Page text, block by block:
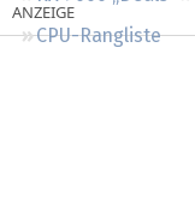
CPU-Rangliste